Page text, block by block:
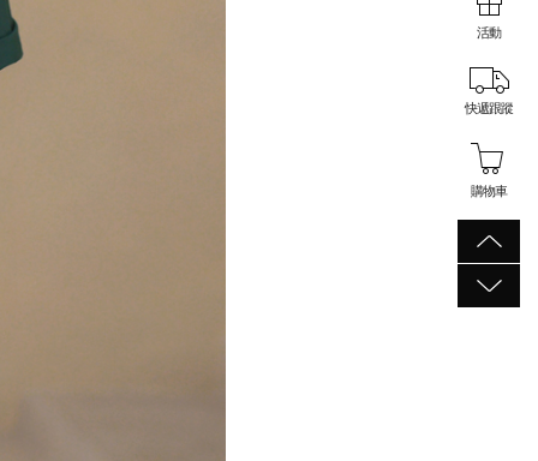
活動
快遞跟蹤
購物車